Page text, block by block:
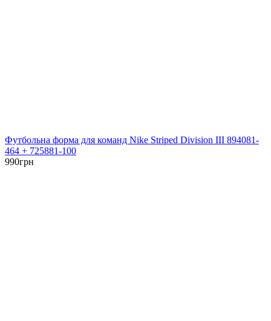
Футбольна форма для команд Nike Striped Division III 894081-
464 + 725881-100
990грн